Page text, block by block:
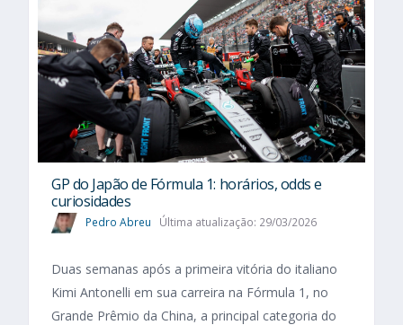
GP do Japão de Fórmula 1: horários, odds e
curiosidades
Pedro Abreu Última atualização: 29/03/2026
Duas semanas após a primeira vitória do italiano
Kimi Antonelli em sua carreira na Fórmula 1, no
Grande Prêmio da China, a principal categoria do